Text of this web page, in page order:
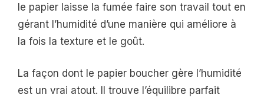
le papier laisse la fumée faire son travail tout en
gérant l’humidité d’une manière qui améliore à
la fois la texture et le goût.
La façon dont le papier boucher gère l’humidité
est un vrai atout. Il trouve l’équilibre parfait